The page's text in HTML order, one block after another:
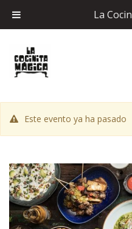
Este evento ya ha pasado
La